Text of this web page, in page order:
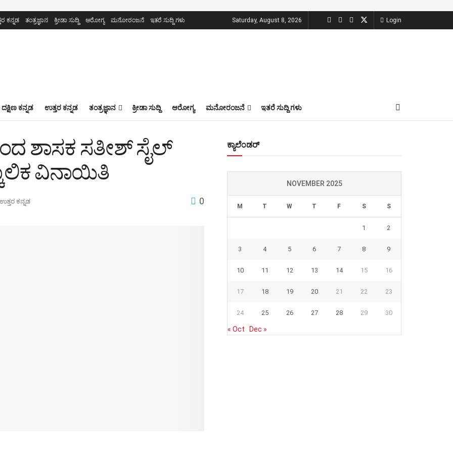
ಕನ್ನಡ ತಂತ್ರಜ್ಞಾನ ಕ್ರೀಡಾ ಸುದ್ದಿ ಆರೋಗ್ಯ ಮನೋರಂಜನೆ ಇತರೆ ಸುದ್ದಿ ಗಳು Saturday, August 8, 2026 Login
ದಕ್ಷಿಣ ಕನ್ನಡ ಉತ್ತರ ಕನ್ನಡ ತಂತ್ರಜ್ಞಾನ ಕ್ರೀಡಾ ಸುದ್ದಿ ಆರೋಗ್ಯ ಮನೋರಂಜನೆ ಇತರೆ ಸುದ್ದಿ ಗಳು
ಶಾಸಕ ಸತೀಶ್ ಸೈಲ್
ವಿನಾಯಿತಿ
ಉತ್ತರ ಕನ್ನಡ 0
ಕ್ಯಾಲೆಂಡರ್
NOVEMBER 2025
M T W T F S S
1 2
3 4 5 6 7 8 9
10 11 12 13 14 15 16
17 18 19 20 21 22 23
24 25 26 27 28 29 30
« Oct Dec »